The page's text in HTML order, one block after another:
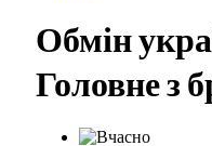
Обмін
Головне з